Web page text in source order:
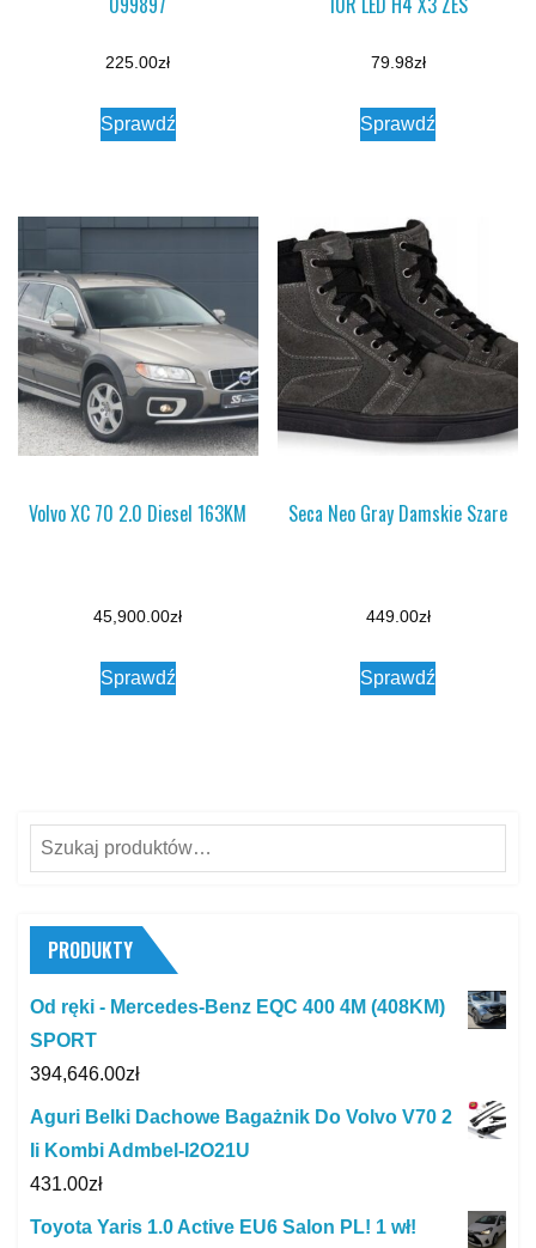
225.00zł
Sprawdź
79.98zł
Sprawdź
Volvo XC 70 2.0 Diesel 163KM
45,900.00zł
Sprawdź
Seca Neo Gray Damskie Szare
449.00zł
Sprawdź
Szukaj:
PRODUKTY
Od ręki - Mercedes-Benz EQC 400 4M (408KM)
SPORT
394,646.00zł
Aguri Belki Dachowe Bagażnik Do Volvo V70 2
Ii Kombi Admbel-I2O21U
431.00zł
Toyota Yaris 1.0 Active EU6 Salon PL! 1 wł!